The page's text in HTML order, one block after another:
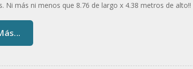
Ni más ni menos que 8.76 de largo x 4.38 metros de